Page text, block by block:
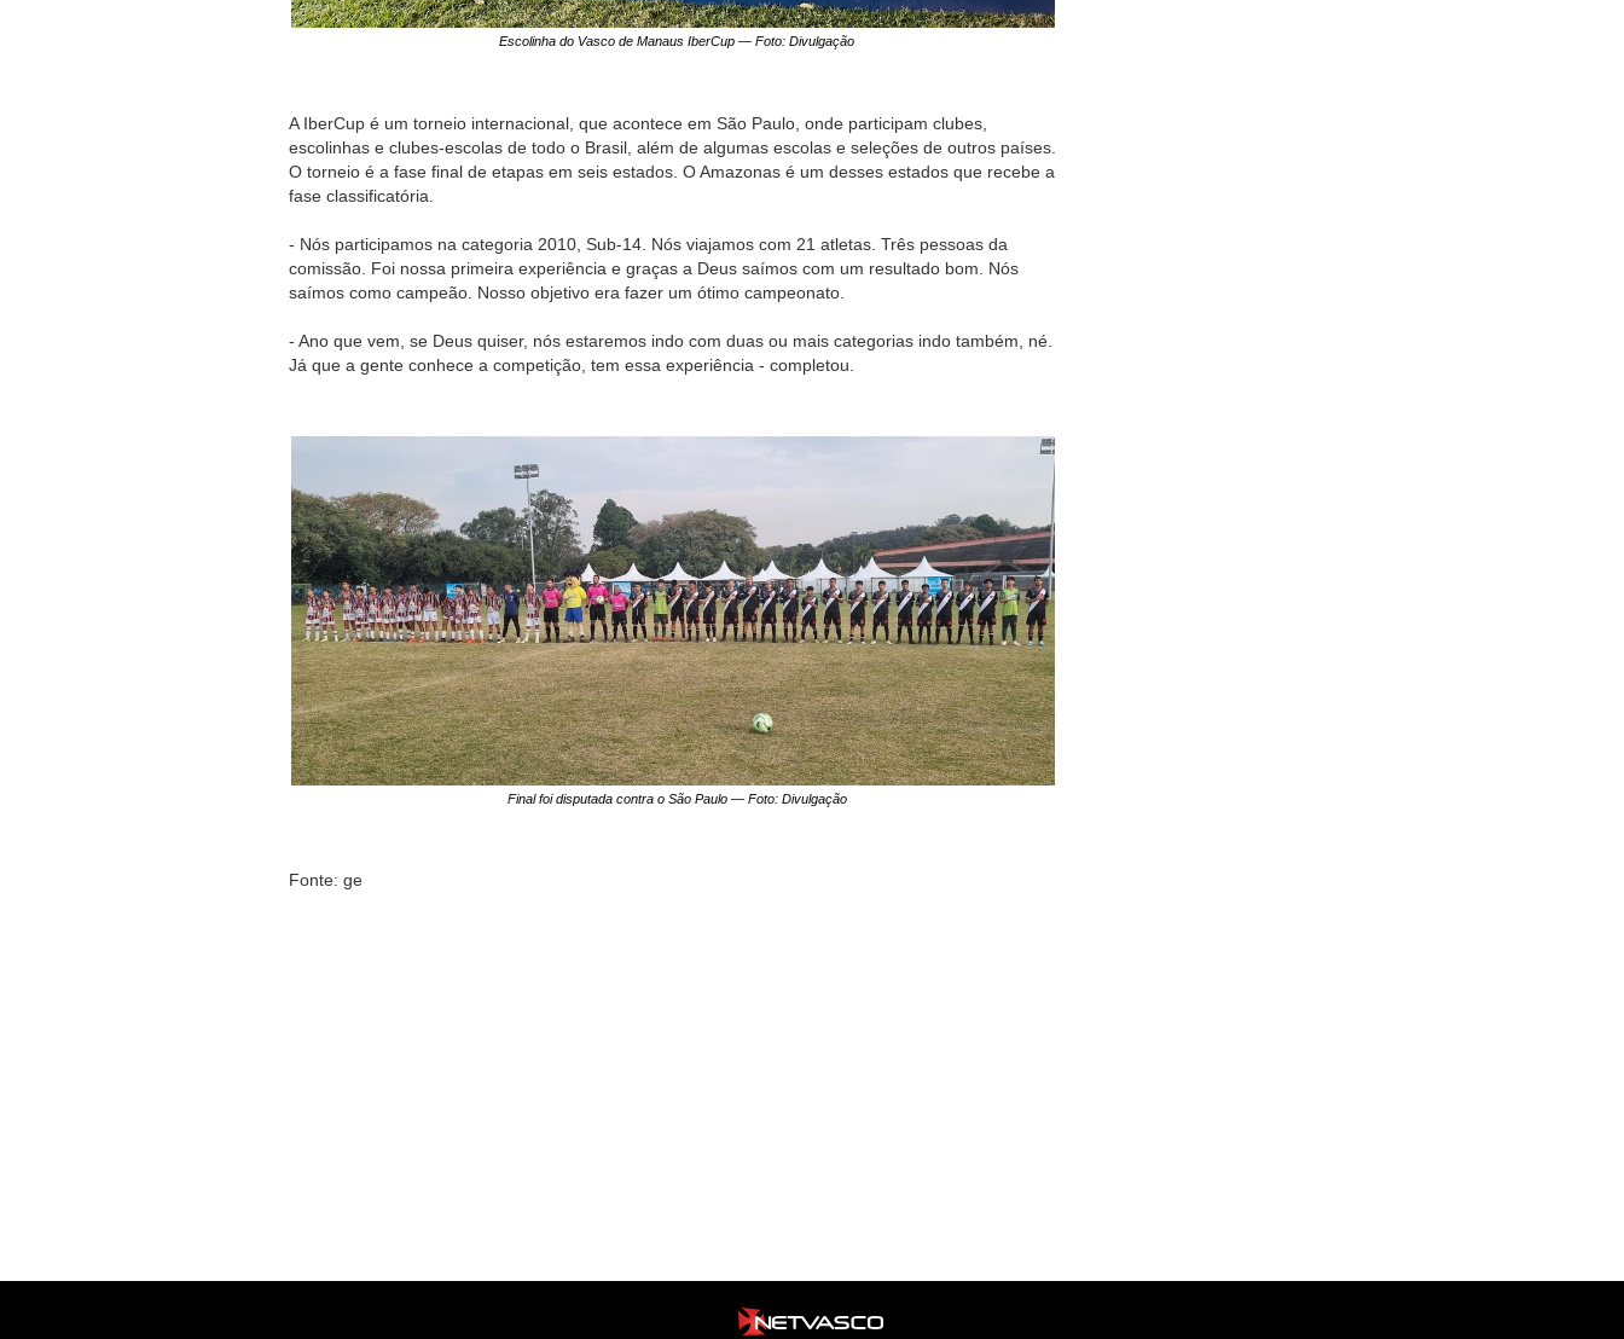
Escolinha do Vasco de Manaus IberCup — Foto: Divulgação
A IberCup é um torneio internacional, que acontece em São Paulo, onde participam clubes,
escolinhas e clubes-escolas de todo o Brasil, além de algumas escolas e seleções de outros países.
O torneio é a fase final de etapas em seis estados. O Amazonas é um desses estados que recebe a
fase classificatória.
- Nós participamos na categoria 2010, Sub-14. Nós viajamos com 21 atletas. Três pessoas da
comissão. Foi nossa primeira experiência e graças a Deus saímos com um resultado bom. Nós
saímos como campeão. Nosso objetivo era fazer um ótimo campeonato.
- Ano que vem, se Deus quiser, nós estaremos indo com duas ou mais categorias indo também, né.
Já que a gente conhece a competição, tem essa experiência - completou.
Final foi disputada contra o São Paulo — Foto: Divulgação
Fonte: ge